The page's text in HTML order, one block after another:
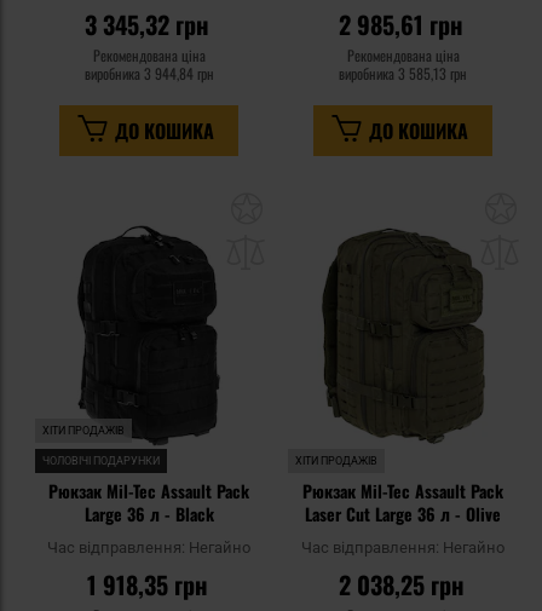
3 345,32 грн
Рекомендована ціна
виробника 3 944,84 грн
ДО КОШИКА
2 985,61 грн
Рекомендована ціна
виробника 3 585,13 грн
ДО КОШИКА
списку
уподобань
ХІТИ ПРОДАЖІВ
ЧОЛОВІЧІ ПОДАРУНКИ
Рюкзак Mil-Tec Assault Pack
Large 36 л - Black
Час відправлення: Негайно
1 918,35 грн
ХІТИ ПРОДАЖІВ
Рюкзак Mil-Tec Assault Pack
Laser Cut Large 36 л - Olive
Час відправлення: Негайно
2 038,25 грн